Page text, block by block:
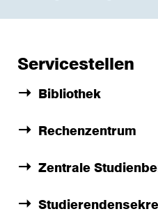
Servicestellen
Bibliothek
Rechenzentrum
Zentrale